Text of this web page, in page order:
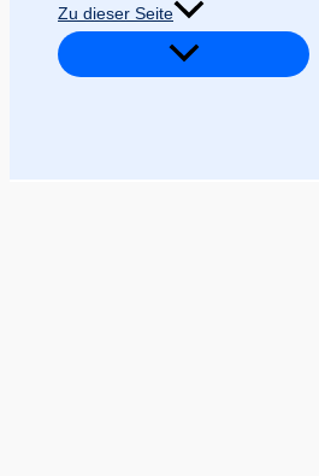
Zu dieser Seite